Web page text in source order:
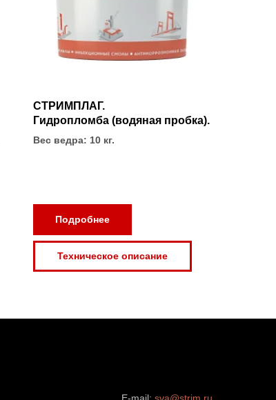
СТРИМПЛАГ.
Гидропломба (водяная пробка).
Вес ведра: 10 кг.
Подробнее
Техническое описание